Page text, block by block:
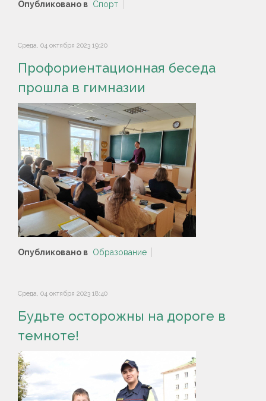
Опубликовано в Спорт
Среда, 04 октября 2023 19:20
Профориентационная беседа
прошла в гимназии
Опубликовано в Образование
Среда, 04 октября 2023 18:40
Будьте осторожны на дороге в
темноте!